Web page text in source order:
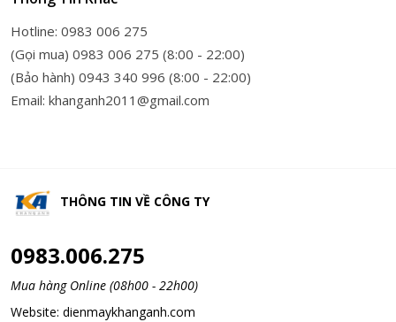
Hotline: 0983 006 275
(Gọi mua) 0983 006 275 (8:00 - 22:00)
(Bảo hành) 0943 340 996 (8:00 - 22:00)
Email: khanganh2011@gmail.com
THÔNG TIN VỀ CÔNG TY
0983.006.275
Mua hàng Online (08h00 - 22h00)
Website: dienmaykhanganh.com